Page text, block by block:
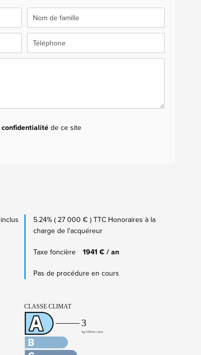
de ce site
5.24% ( 27 000 € ) TTC Honoraires à la
charge de l'acquéreur
Taxe foncière 1941 € / an
Pas de procédure en cours